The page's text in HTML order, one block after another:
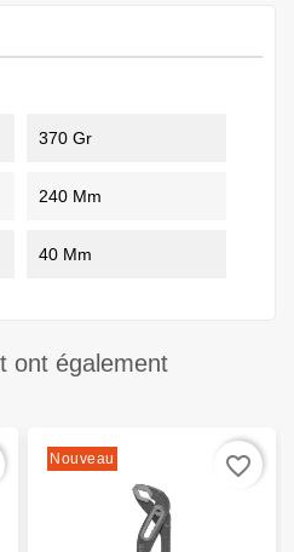
370 Gr
240 Mm
40 Mm
ont également
Nouveau favorite_border